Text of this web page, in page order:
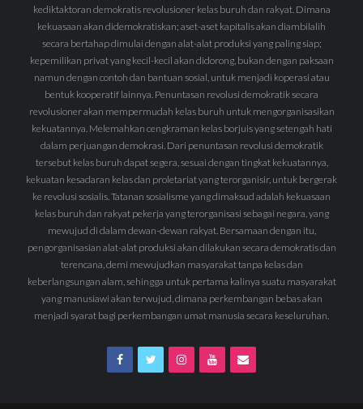
kediktaktoran demokratis revolusioner kelas buruh dan rakyat. Dimana
kekuasaan akan didemokratiskan; aset-aset kapitalis akan diambilalih
secara bertahap dimulai dengan alat-alat produksi yang paling siap;
kepemilikan privat yang kecil-kecil akan didorong, bukan dengan paksaan
namun dengan contoh dan bantuan sosial, untuk menjadi koperasi atau
bentuk kooperatif lainnya. Penuntasan revolusi demokratik secara
revolusioner akan mempermudah kelas buruh untuk mengorganisasikan
kekuatannya. Melemahkan cengkraman kelas borjuis yang setengah hati
dalam perjuangan demokrasi. Dari penuntasan revolusi demokratik
tersebut kelas buruh dapat segera, sesuai dengan tingkat kekuatannya,
kekuatan kesadaran kelas dan proletariat yang terorganisir, untuk bergerak
ke revolusi sosialis. Tatanan sosialisme yang dimaksud adalah kekuasaan
kelas buruh dan rakyat pekerja yang terorganisasi sebagai negara, yang
mewujud di dalam dewan-dewan rakyat. Bersamaan dengan itu,
pengorganisasian alat-alat produksi akan dilakukan secara demokratis dan
terencana, demi mewujudkan masyarakat tanpa kelas dan
keberlangsungan alam, sehingga untuk pertama kalinya suatu masyarakat
yang manusiawi akan terwujud, dimana perkembangan bebas akan
menjadi syarat bagi perkembangan umat manusia secara keseluruhan.